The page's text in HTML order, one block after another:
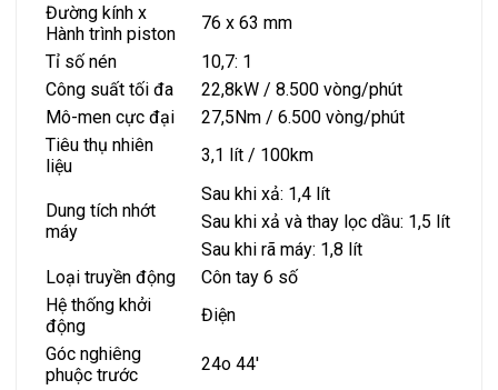
Đường kính x
Hành trình piston
76 x 63 mm
Tỉ số nén
10,7: 1
Công suất tối đa
22,8kW / 8.500 vòng/phút
Mô-men cực đại
27,5Nm / 6.500 vòng/phút
Tiêu thụ nhiên
liệu
3,1 lít / 100km
Dung tích nhớt
máy
Sau khi xả: 1,4 lít
Sau khi xả và thay lọc dầu: 1,5 lít
Sau khi rã máy: 1,8 lít
Loại truyền động
Côn tay 6 số
Hệ thống khởi
động
Điện
Góc nghiêng
phuộc trước
24o 44′